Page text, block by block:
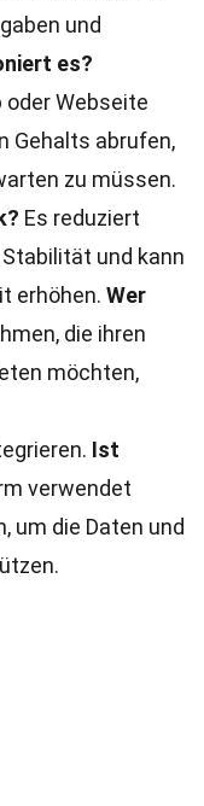
und
es?
oder Webseite
Gehalts abrufen,
zu müssen.
Es reduziert
und kann
erhöhen. Wer
die ihren
möchten,
Ist
verwendet
um die Daten und